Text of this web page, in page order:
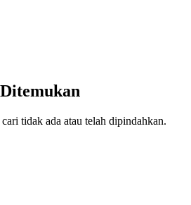
tidak ada atau telah dipindahkan.